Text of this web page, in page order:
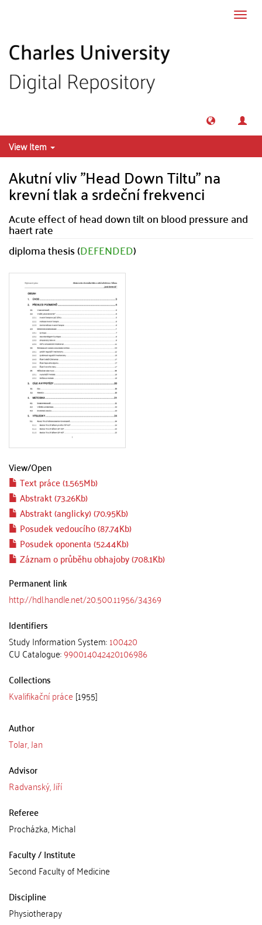
View Item
Akutní vliv "Head Down Tiltu" na
krevní tlak a srdeční frekvenci
Acute effect of head down tilt on blood pressure and
haert rate
diploma thesis (DEFENDED)
View/Open
Text práce (1.565Mb)
Abstrakt (73.26Kb)
Abstrakt (anglicky) (70.95Kb)
Posudek vedoucího (87.74Kb)
Posudek oponenta (52.44Kb)
Záznam o průběhu obhajoby (708.1Kb)
Permanent link
http://hdl.handle.net/20.500.11956/34369
Identifiers
Study Information System:100420
CU Catalogue:990014042420106986
Collections
Kvalifikační práce [1955]
Author
Tolar, Jan
Advisor
Radvanský, Jiří
Referee
Procházka, Michal
Faculty / Institute
Second Faculty of Medicine
Discipline
Physiotherapy